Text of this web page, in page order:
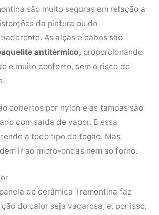
são muito seguras em relação a
da pintura ou do
As alças e cabos são
antitérmico, proporcionando
e muito conforto, sem o risco de
cobertos por nylon e as tampas são
com saída de vapor. E essa
a todo tipo de fogão. Mas
ir ao micro-ondas nem ao forno.
de cerâmica Tramontina faz
do calor seja vagarosa, e, por isso,